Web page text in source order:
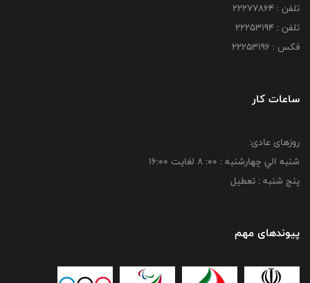
تلفن : 22277864
تلفن : 22253194
فکس : 22253196
ساعات کار
روزهای عادی:
شنبه الي چهارشنبه : 00: 8 لغايت 16:00
پنج شنبه : تعطیل
پیوندهای مهم